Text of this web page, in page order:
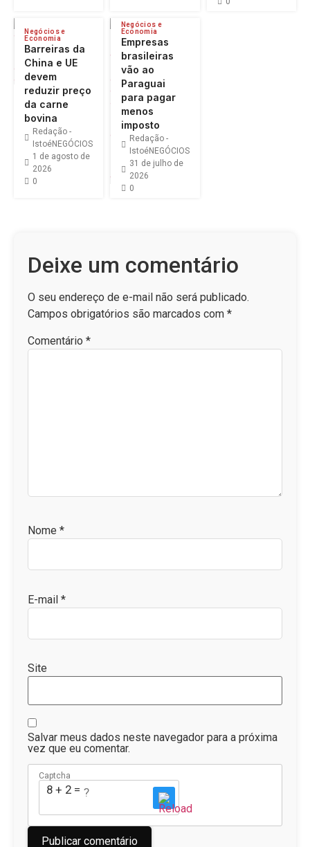
Negócios e
Economia
Barreiras da
China e UE
devem
reduzir preço
da carne
bovina
Redação -
IstoéNEGÓCIOS
1 de agosto de
2026
0
Negócios e
Economia
Empresas
brasileiras
vão ao
Paraguai
para pagar
menos
imposto
Redação -
IstoéNEGÓCIOS
31 de julho de
2026
0
Deixe um comentário
O seu endereço de e-mail não será publicado.
Campos obrigatórios são marcados com *
Comentário *
Nome *
E-mail *
Site
Salvar meus dados neste navegador para a próxima
vez que eu comentar.
Captcha
8 + 2 = ?